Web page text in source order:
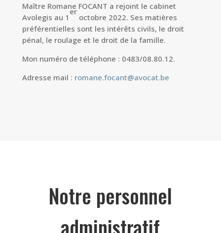
Maître Romane FOCANT a rejoint le cabinet
Avolegis au 1
er
octobre 2022. Ses matières
préférentielles sont les intérêts civils, le droit
pénal, le roulage et le droit de la famille.
Mon numéro de téléphone : 0483/08.80.12.
Adresse mail : romane.focant@avocat.be
Notre personnel
administratif